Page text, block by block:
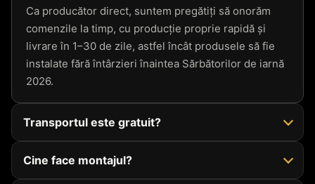
Ca producător direct, suntem pregătiți să onorăm
comenzile la timp, cu producție proprie rapidă și
livrare în 1–30 de zile, astfel încât produsele să fie
instalate fără întârzieri înaintea Sărbătorilor de iarnă
2026.
Transportul este gratuit?
Cine face montajul?